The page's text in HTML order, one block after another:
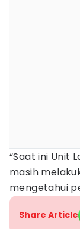
“Saat ini Unit
masih
mengetahui
Share Article